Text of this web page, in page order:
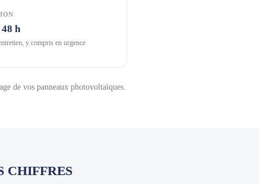
48 h
y compris en urgence
de vos panneaux photovoltaïques.
CHIFFRES